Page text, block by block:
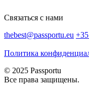
Связаться с нами
thebest@passportu.eu
Политика
© 2025 Passportu
Все права защищены.